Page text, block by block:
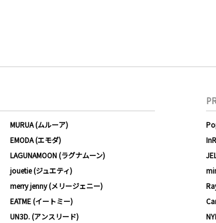
MURUA (ムルーア)
EMODA (エモダ)
LAGUNAMOON (ラグナムーン)
jouetie (ジュエティ)
merry jenny (メリージェニー)
EATME (イートミー)
UN3D. (アンスリード)